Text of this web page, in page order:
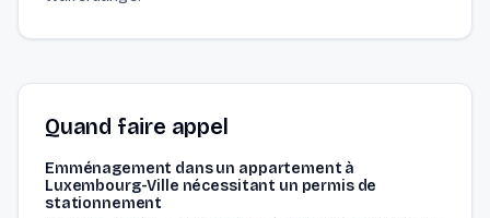
Quand faire appel
Emménagement dans un appartement à
Luxembourg-Ville nécessitant un permis de
stationnement